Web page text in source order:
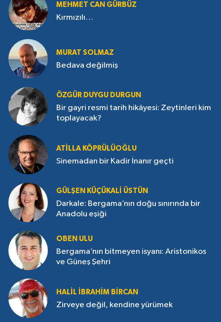
MEHMET CAN GÜRBÜZ
Kırmızılı…
MURAT SOLMAZ
Bedava değilmiş
ÖZGÜR DUYGU DURGUN
Bir gayri resmi tarih hikâyesi: Zeytinleri kim
toplayacak?
ATILLA KÖPRÜLÜOĞLU
Sinemadan bir Kadir İnanır geçti
GÜLŞEN KÜÇÜKALI ÜSTÜN
Darkale: Bergama’nın doğu sınırında bir
Anadolu eşiği
OBEN ULU
Bergama’nın bitmeyen isyanı: Aristonikos
ve Güneş Şehri
HALIL İBRAHIM BIRCAN
Zirveye değil, kendine yürümek